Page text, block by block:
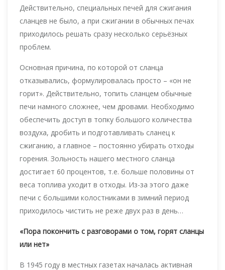
Действительно, специальных печей для сжигания
сланцев не было, а при сжигании в обычных печах
приходилось решать сразу несколько серьёзных
проблем.
Основная причина, по которой от сланца
отказывались, формулировалась просто – «он не
горит». Действительно, топить сланцем обычные
печи намного сложнее, чем дровами. Необходимо
обеспечить доступ в топку большого количества
воздуха, дробить и подготавливать сланец к
сжиганию, а главное – постоянно убирать отходы
горения. Зольность нашего местного сланца
достигает 60 процентов, т.е. больше половины от
веса топлива уходит в отходы. Из-за этого даже
печи с большими колостниками в зимний период
приходилось чистить не реже двух раз в день…
«Пора покончить с разговорами о том, горят сланцы
или нет»
В 1945 году в местных газетах началась активная